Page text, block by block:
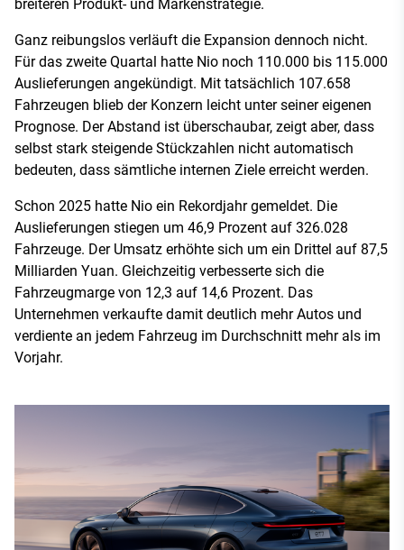
breiteren Produkt- und Markenstrategie.
Ganz reibungslos verläuft die Expansion dennoch nicht.
Für das zweite Quartal hatte Nio noch 110.000 bis 115.000
Auslieferungen angekündigt. Mit tatsächlich 107.658
Fahrzeugen blieb der Konzern leicht unter seiner eigenen
Prognose. Der Abstand ist überschaubar, zeigt aber, dass
selbst stark steigende Stückzahlen nicht automatisch
bedeuten, dass sämtliche internen Ziele erreicht werden.
Schon 2025 hatte Nio ein Rekordjahr gemeldet. Die
Auslieferungen stiegen um 46,9 Prozent auf 326.028
Fahrzeuge. Der Umsatz erhöhte sich um ein Drittel auf 87,5
Milliarden Yuan. Gleichzeitig verbesserte sich die
Fahrzeugmarge von 12,3 auf 14,6 Prozent. Das
Unternehmen verkaufte damit deutlich mehr Autos und
verdiente an jedem Fahrzeug im Durchschnitt mehr als im
Vorjahr.